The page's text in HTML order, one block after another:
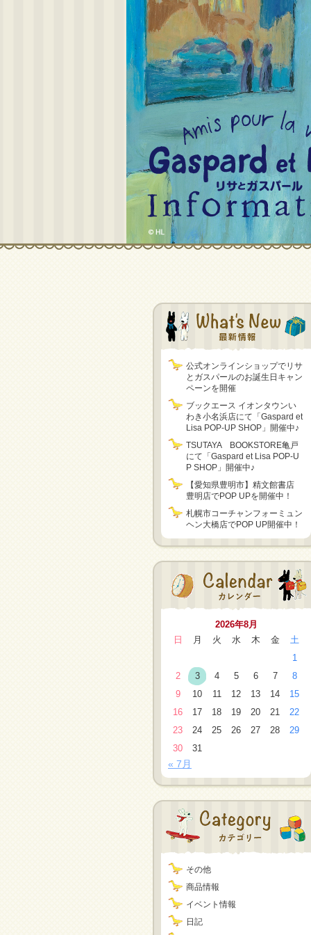
公式オンラインショップでリサ
とガスパールのお誕生日キャン
ペーンを開催
ブックエース イオンタウンい
わき小名浜店にて「Gaspard et
Lisa POP-UP SHOP」開催中♪
TSUTAYA BOOKSTORE亀戸
にて「Gaspard et Lisa POP-U
P SHOP」開催中♪
【愛知県豊明市】精文館書店
豊明店でPOP UPを開催中！
札幌市コーチャンフォーミュン
ヘン大橋店でPOP UP開催中！
2026年8月
日
月 火 水 木 金
土
1
2
3 4 5 6 7
8
9
10 11 12 13 14
15
16
17 18 19 20 21
22
23
24 25 26 27 28
29
30
31
« 7月
その他
商品情報
イベント情報
日記